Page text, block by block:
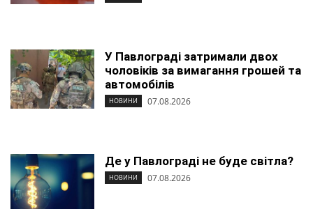
У Павлограді затримали двох
чоловіків за вимагання грошей та
автомобілів
НОВИНИ 07.08.2026
Де у Павлограді не буде світла?
НОВИНИ 07.08.2026